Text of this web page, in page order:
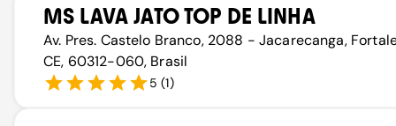
MS LAVA JATO TOP DE LINHA
Av. Pres. Castelo Branco, 2088 - Jacarecanga,
CE, 60312-060, Brasil
5 (1)